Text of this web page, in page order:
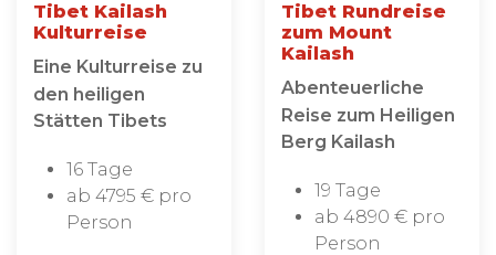
Tibet Kailash
Kulturreise
Eine Kulturreise zu
den heiligen
Stätten Tibets
16 Tage
ab 4795 € pro
Person
Tibet Rundreise
zum Mount
Kailash
Abenteuerliche
Reise zum Heiligen
Berg Kailash
19 Tage
ab 4890 € pro
Person